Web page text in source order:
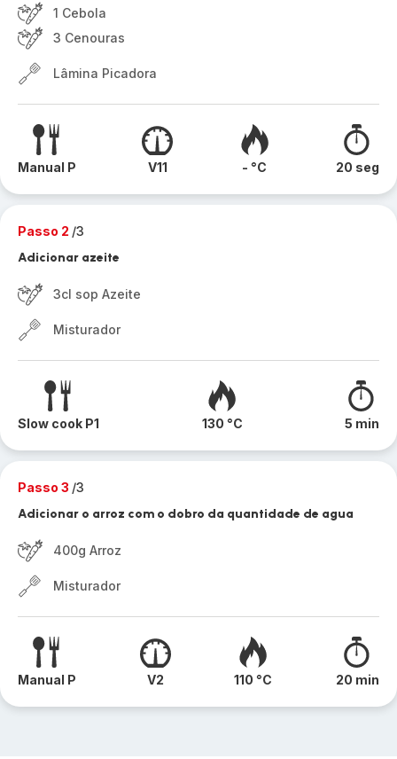
1 Cebola
3 Cenouras
Lâmina Picadora
Manual P V11 - °C 20 seg
Passo 2 /3
Adicionar azeite
3cl sop Azeite
Misturador
Slow cook P1 130 °C 5 min
Passo 3 /3
Adicionar o arroz com o dobro da quantidade de agua
400g Arroz
Misturador
Manual P V2 110 °C 20 min